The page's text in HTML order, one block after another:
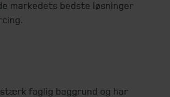
markedets bedste løsninger
stærk faglig baggrund og har